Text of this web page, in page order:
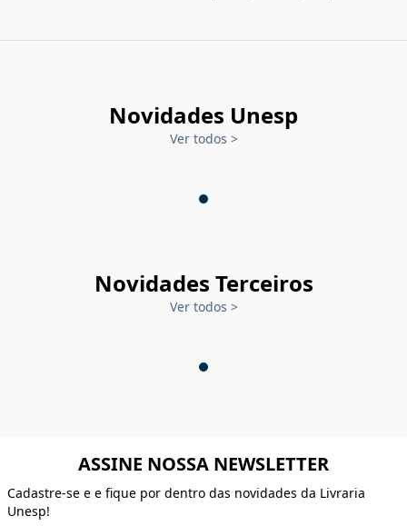
Novidades Unesp
Ver todos >
Novidades Terceiros
Ver todos >
ASSINE NOSSA NEWSLETTER
Cadastre-se e e fique por dentro das novidades da Livraria
Unesp!